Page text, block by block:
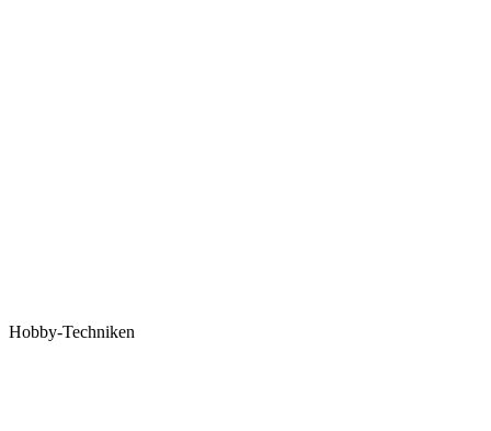
Hobby-Techniken